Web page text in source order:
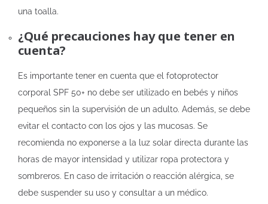
una toalla.
¿Qué precauciones hay que tener en
cuenta?
Es importante tener en cuenta que el fotoprotector
corporal SPF 50+ no debe ser utilizado en bebés y niños
pequeños sin la supervisión de un adulto. Además, se debe
evitar el contacto con los ojos y las mucosas. Se
recomienda no exponerse a la luz solar directa durante las
horas de mayor intensidad y utilizar ropa protectora y
sombreros. En caso de irritación o reacción alérgica, se
debe suspender su uso y consultar a un médico.